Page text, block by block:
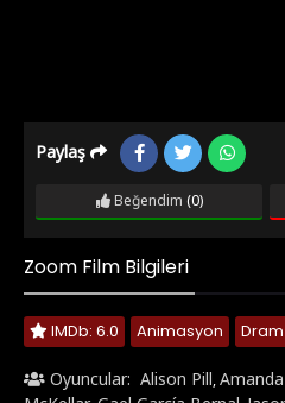
Paylaş
Beğendim (0)
Zoom Film Bilgileri
IMDb: 6.0 Animasyon Dram
Oyuncular: Alison Pill,